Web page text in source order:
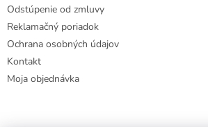
Odstúpenie od zmluvy
Reklamačný poriadok
Ochrana osobných údajov
Kontakt
Moja objednávka